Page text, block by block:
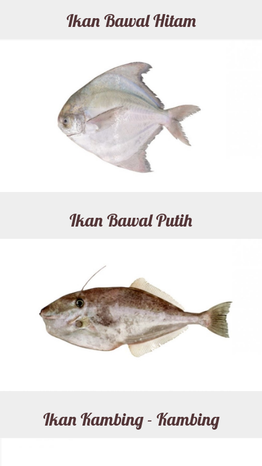
Ikan Bawal Hitam
Ikan Bawal Putih
Ikan Kambing - Kambing